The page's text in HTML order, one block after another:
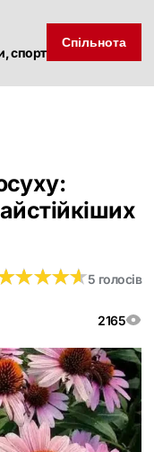
спорт
Спільнота
2165
★★★★
★★★★5 голосів